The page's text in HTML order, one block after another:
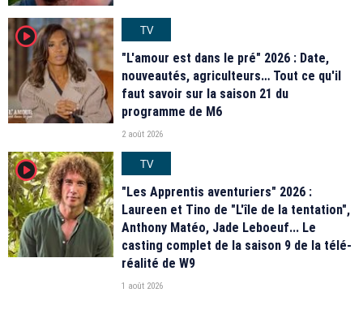
player2
TV
"L'amour est dans le pré" 2026 : Date,
nouveautés, agriculteurs… Tout ce qu'il
faut savoir sur la saison 21 du
programme de M6
2 août 2026
player2
TV
"Les Apprentis aventuriers" 2026 :
Laureen et Tino de "L'île de la tentation",
Anthony Matéo, Jade Leboeuf... Le
casting complet de la saison 9 de la télé-
réalité de W9
1 août 2026